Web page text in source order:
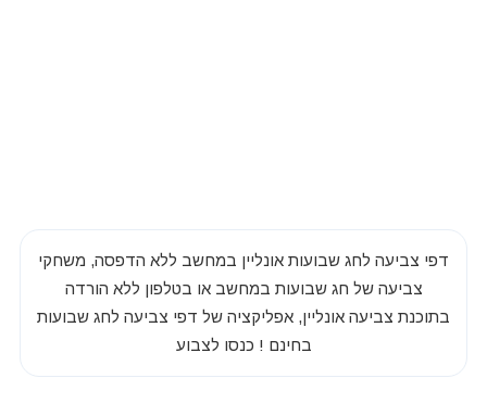
דפי צביעה לחג שבועות אונליין במחשב ללא הדפסה, משחקי
צביעה של חג שבועות במחשב או בטלפון ללא הורדה
בתוכנת צביעה אונליין, אפליקציה של דפי צביעה לחג שבועות
בחינם ! כנסו לצבוע